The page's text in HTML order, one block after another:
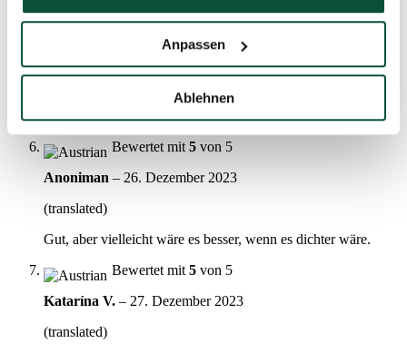
Anpassen
Ablehnen
Bewertet mit5von 5
26. Dezember 2023
Verleiht dem Baum einen zauberhaften Charme.
Bewertet mit 5 von 5
Anoniman – 26. Dezember 2023
(translated)
Gut, aber vielleicht wäre es besser, wenn es dichter wäre.
Bewertet mit 5 von 5
Katarína V. – 27. Dezember 2023
(translated)